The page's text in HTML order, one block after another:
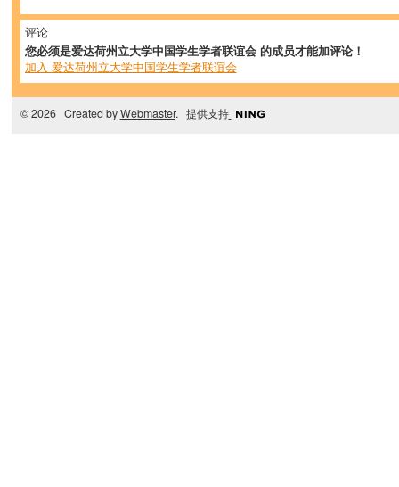
评论
您必须是爱达荷州立大学中国学生学者联谊会 的成员才能加评论！
加入 爱达荷州立大学中国学生学者联谊会
© 2026 Created byWebmaster. 提供支持